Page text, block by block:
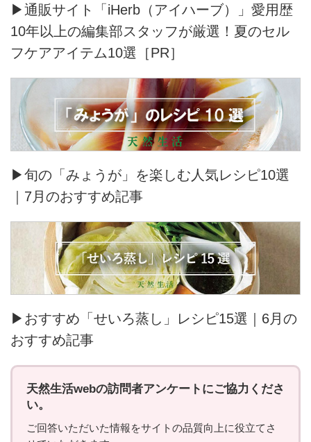
▶通販サイト「iHerb（アイハーブ）」愛用歴
10年以上の編集部スタッフが厳選！夏のセル
フケアアイテム10選［PR］
▶旬の「みょうが」を楽しむ人気レシピ10選
｜7月のおすすめ記事
▶おすすめ「せいろ蒸し」レシピ15選｜6月の
おすすめ記事